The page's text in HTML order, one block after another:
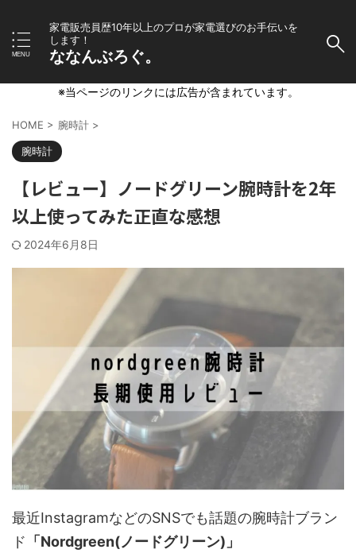
家電販売員歴10年以上のプロが家電選びのお手伝いを
します！
ななんぶろぐ。
※当ページのリンクには広告が含まれています。
HOME > 腕時計 >
腕時計
【レビュー】ノードグリーン腕時計を2年
以上使ってみた正直な感想
2024年6月8日
最近InstagramなどのSNSでも話題の腕時計ブラン
ド 「Nordgreen(ノードグリーン)」